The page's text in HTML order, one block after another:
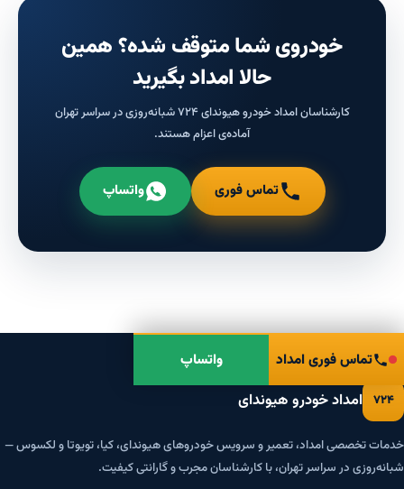
خودروی شما متوقف شده؟ همین
حالا امداد بگیرید
کارشناسان امداد خودرو هیوندای ۷۲۴ شبانه‌روزی در سراسر تهران
آماده‌ی اعزام هستند.
تماس فوری واتساپ
تماس فوری امداد واتساپ
۷۲۴ امداد خودرو هیوندای
خدمات تخصصی امداد، تعمیر و سرویس خودروهای هیوندای، کیا، تویوتا و لکسوس —
شبانه‌روزی در سراسر تهران، با کارشناسان مجرب و گارانتی کیفیت.